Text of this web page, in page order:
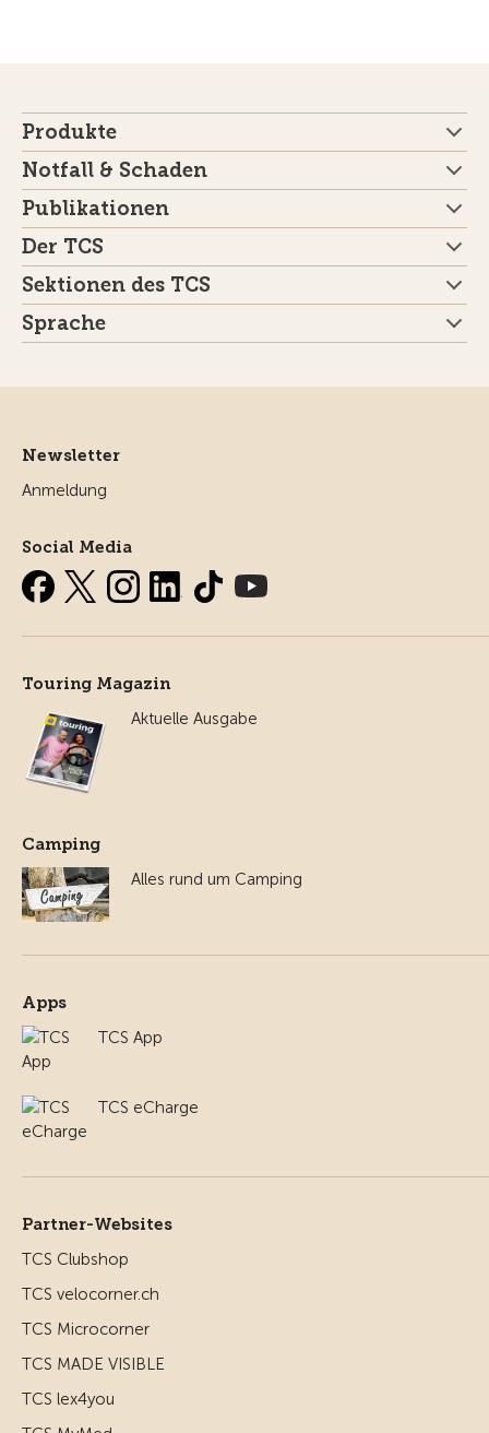
Produkte
Notfall & Schaden
Publikationen
Der TCS
Sektionen des TCS
Sprache
Newsletter
Anmeldung
Social Media
Touring Magazin
Aktuelle Ausgabe
Camping
Alles rund um Camping
Apps
TCS App
TCS eCharge
Partner-Websites
TCS Clubshop
TCS velocorner.ch
TCS Microcorner
TCS MADE VISIBLE
TCS lex4you